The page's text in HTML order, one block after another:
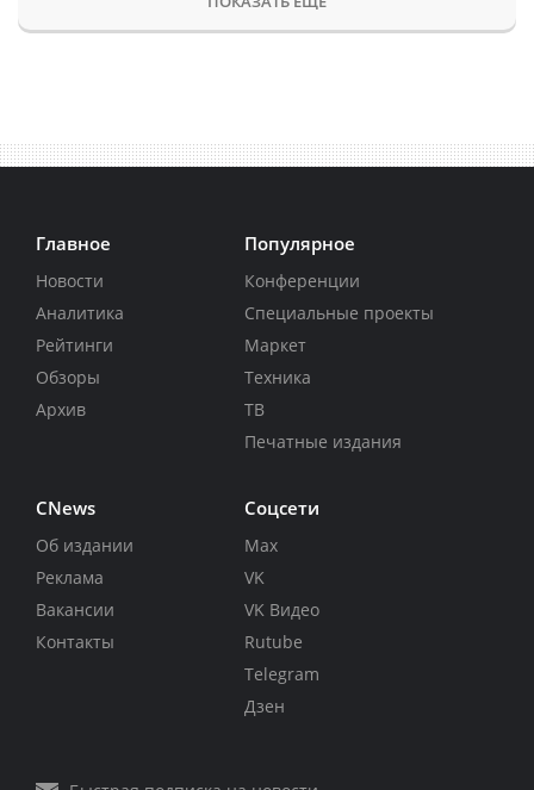
Главное
Новости
Аналитика
Рейтинги
Обзоры
Архив
Популярное
Конференции
Специальные проекты
Маркет
Техника
ТВ
Печатные издания
CNews
Об издании
Реклама
Вакансии
Контакты
Соцсети
Max
VK
VK Видео
Rutube
Telegram
Дзен